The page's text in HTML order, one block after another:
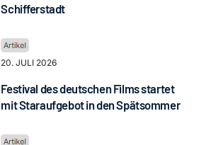
Schifferstadt
20. JULI 2026
Festival des deutschen Films startet
mit Staraufgebot in den Spätsommer